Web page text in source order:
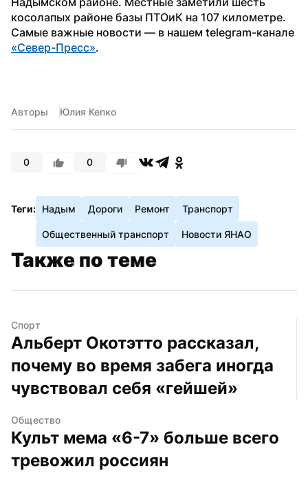
косолапых районе базы ПТОиК на 107 километре.
«Север-Пресс».
Авторы Юлия Кепко
0 0
Теги: Надым Дороги Ремонт Транспорт
Общественный транспорт Новости ЯНАО
Также по теме
Спорт
Альберт Окотэтто рассказал,
почему во время забега иногда
чувствовал себя «гейшей»
Общество
Культ мема «6-7» больше всего
тревожил россиян